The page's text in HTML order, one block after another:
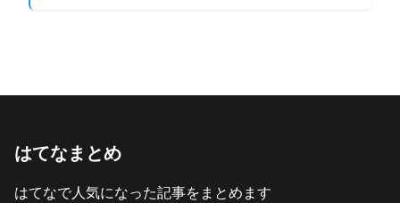
はてなまとめ
はてなで人気になった記事をまとめます